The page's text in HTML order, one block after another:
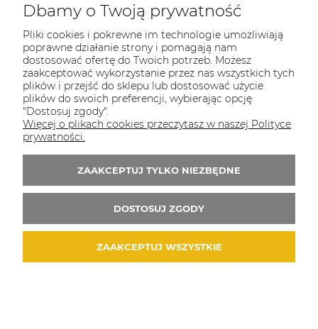
COULEUR CARAMEL
Zapraszamy do kontaktu od poniedziałku do
piątku w godzinach 8:00 - 16:00
Tel.:
512-985-884
E-mail:sklep@couleurcaramel.pl
Zapisz się do
Otrzymasz powiadomienia o promocjach i
zł na pierwsze zakupy!
Dbamy o Twoją prywatność
Pliki cookies i pokrewne im technologie umożliwiają
poprawne działanie strony i pomagają nam
dostosować ofertę do Twoich potrzeb. Możesz
zaakceptować wykorzystanie przez nas wszystkich tych
plików i przejść do sklepu lub dostosować użycie
plików do swoich preferencji, wybierając opcję
"Dostosuj zgody".
Więcej o plikach cookies przeczytasz w naszej Polityce
prywatności.
ZAAKCEPTUJ TYLKO NIEZBĘDNE
DOSTOSUJ ZGODY
ZAAKCEPTUJ WSZYSTKIE